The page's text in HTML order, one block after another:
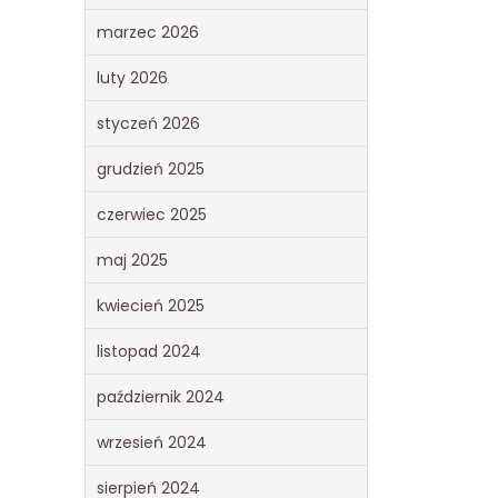
marzec 2026
luty 2026
styczeń 2026
grudzień 2025
czerwiec 2025
maj 2025
kwiecień 2025
listopad 2024
październik 2024
wrzesień 2024
sierpień 2024